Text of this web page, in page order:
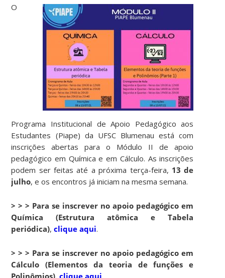
O
Programa Institucional de Apoio Pedagógico aos
Estudantes (Piape) da UFSC Blumenau está com
inscrições abertas para o Módulo II de apoio
pedagógico em Química e em Cálculo. As inscrições
podem ser feitas até a próxima terça-feira, 13 de
julho, e os encontros já iniciam na mesma semana.
> > > Para se inscrever no apoio pedagógico em
Química (Estrutura atômica e Tabela
periódica),clique aqui.
> > > Para se inscrever no apoio pedagógico em
Cálculo (Elementos da teoria de funções e
Polinômios),clique aqui.